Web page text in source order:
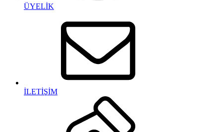
ÜYELİK
İLETİŞİM